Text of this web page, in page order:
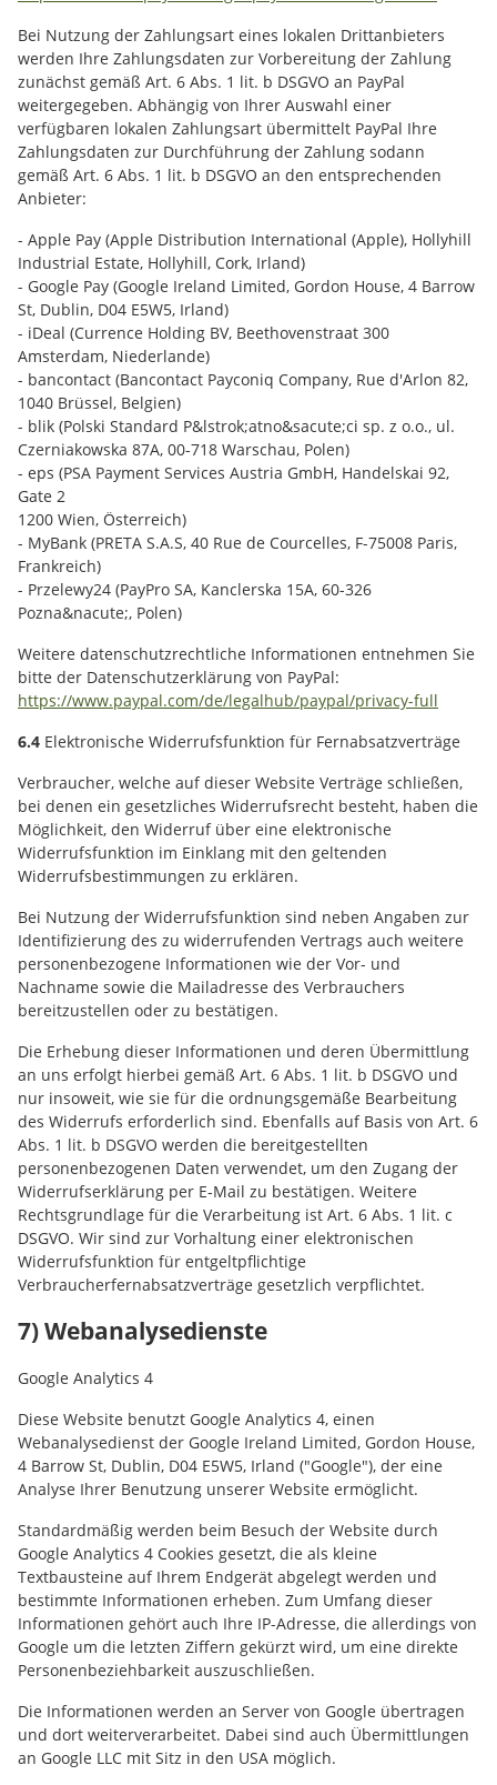
Bei Nutzung der Zahlungsart eines lokalen Drittanbieters
werden Ihre Zahlungsdaten zur Vorbereitung der Zahlung
zunächst gemäß Art. 6 Abs. 1 lit. b DSGVO an PayPal
weitergegeben. Abhängig von Ihrer Auswahl einer
verfügbaren lokalen Zahlungsart übermittelt PayPal Ihre
Zahlungsdaten zur Durchführung der Zahlung sodann
gemäß Art. 6 Abs. 1 lit. b DSGVO an den entsprechenden
Anbieter:
- Apple Pay (Apple Distribution International (Apple), Hollyhill
Industrial Estate, Hollyhill, Cork, Irland)
- Google Pay (Google Ireland Limited, Gordon House, 4 Barrow
St, Dublin, D04 E5W5, Irland)
- iDeal (Currence Holding BV, Beethovenstraat 300
Amsterdam, Niederlande)
- bancontact (Bancontact Payconiq Company, Rue d'Arlon 82,
1040 Brüssel, Belgien)
- blik (Polski Standard P&lstrok;atno&sacute;ci sp. z o.o., ul.
Czerniakowska 87A, 00-718 Warschau, Polen)
- eps (PSA Payment Services Austria GmbH, Handelskai 92,
Gate 2
1200 Wien, Österreich)
- MyBank (PRETA S.A.S, 40 Rue de Courcelles, F-75008 Paris,
Frankreich)
- Przelewy24 (PayPro SA, Kanclerska 15A, 60-326
Pozna&nacute;, Polen)
Weitere datenschutzrechtliche Informationen entnehmen Sie
bitte der Datenschutzerklärung von PayPal:
https://www.paypal.com/de/legalhub/paypal/privacy-full
6.4 Elektronische Widerrufsfunktion für Fernabsatzverträge
Verbraucher, welche auf dieser Website Verträge schließen,
bei denen ein gesetzliches Widerrufsrecht besteht, haben die
Möglichkeit, den Widerruf über eine elektronische
Widerrufsfunktion im Einklang mit den geltenden
Widerrufsbestimmungen zu erklären.
Bei Nutzung der Widerrufsfunktion sind neben Angaben zur
Identifizierung des zu widerrufenden Vertrags auch weitere
personenbezogene Informationen wie der Vor- und
Nachname sowie die Mailadresse des Verbrauchers
bereitzustellen oder zu bestätigen.
Die Erhebung dieser Informationen und deren Übermittlung
an uns erfolgt hierbei gemäß Art. 6 Abs. 1 lit. b DSGVO und
nur insoweit, wie sie für die ordnungsgemäße Bearbeitung
des Widerrufs erforderlich sind. Ebenfalls auf Basis von Art. 6
Abs. 1 lit. b DSGVO werden die bereitgestellten
personenbezogenen Daten verwendet, um den Zugang der
Widerrufserklärung per E-Mail zu bestätigen. Weitere
Rechtsgrundlage für die Verarbeitung ist Art. 6 Abs. 1 lit. c
DSGVO. Wir sind zur Vorhaltung einer elektronischen
Widerrufsfunktion für entgeltpflichtige
Verbraucherfernabsatzverträge gesetzlich verpflichtet.
7) Webanalysedienste
Google Analytics 4
Diese Website benutzt Google Analytics 4, einen
Webanalysedienst der Google Ireland Limited, Gordon House,
4 Barrow St, Dublin, D04 E5W5, Irland ("Google"), der eine
Analyse Ihrer Benutzung unserer Website ermöglicht.
Standardmäßig werden beim Besuch der Website durch
Google Analytics 4 Cookies gesetzt, die als kleine
Textbausteine auf Ihrem Endgerät abgelegt werden und
bestimmte Informationen erheben. Zum Umfang dieser
Informationen gehört auch Ihre IP-Adresse, die allerdings von
Google um die letzten Ziffern gekürzt wird, um eine direkte
Personenbeziehbarkeit auszuschließen.
Die Informationen werden an Server von Google übertragen
und dort weiterverarbeitet. Dabei sind auch Übermittlungen
an Google LLC mit Sitz in den USA möglich.